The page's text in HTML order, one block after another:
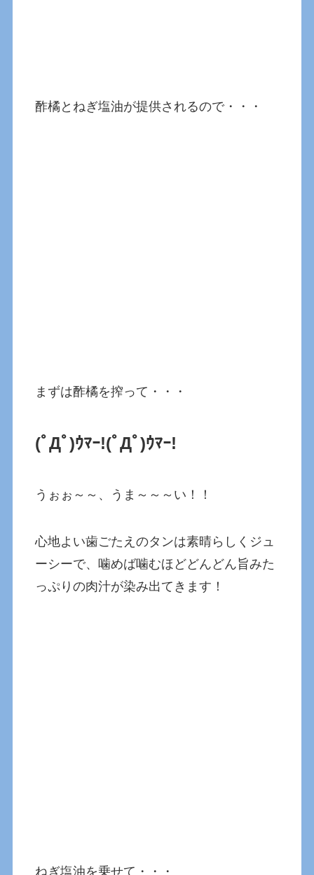
酢橘とねぎ塩油が提供されるので・・・
まずは酢橘を搾って・・・
(ﾟДﾟ)ｳﾏｰ!(ﾟДﾟ)ｳﾏｰ!
うぉぉ～～、うま～～～い！！
心地よい歯ごたえのタンは素晴らしくジュ
ーシーで、噛めば噛むほどどんどん旨みた
っぷりの肉汁が染み出てきます！
ねぎ塩油を乗せて・・・